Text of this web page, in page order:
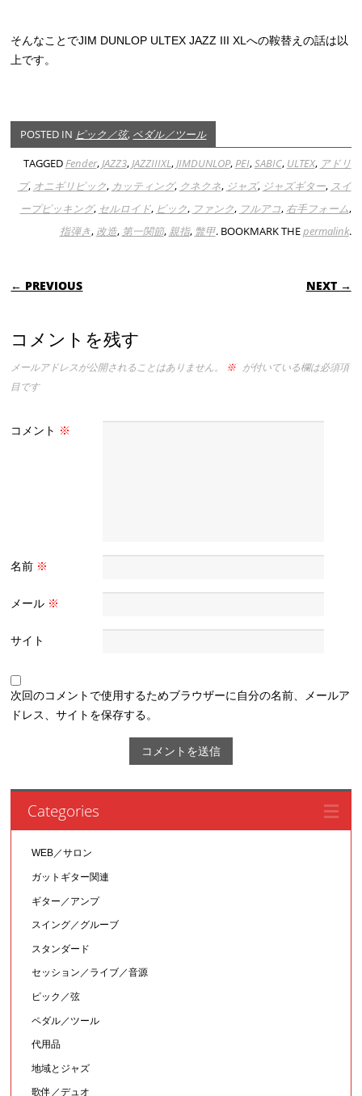
そんなことでJIM DUNLOP ULTEX JAZZ III XLへの鞍替えの話は以
上です。
POSTED IN ピック／弦, ペダル／ツール
TAGGEDFender,JAZZ3,JAZZIIIXL,JIMDUNLOP,PEI,SABIC, ULTEX, アドリ
ブ, オニギリピック, カッティング, クネクネ, ジャズ, ジャズギター, スイ
ープピッキング, セルロイド, ピック, ファンク, フルアコ, 右手フォーム,
指弾き, 改造, 第一関節, 親指, 鼈甲. BOOKMARK THEpermalink.
POST NAVIGATION
← PREVIOUS NEXT →
コメントを残す
メールアドレスが公開されることはありません。 ※ が付いている欄は必須項
目です
コメント ※
名前 ※
メール ※
サイト
次回のコメントで使用するためブラウザーに自分の名前、メールア
ドレス、サイトを保存する。
Categories
WEB／サロン
ガットギター関連
ギター／アンプ
スイング／グルーブ
スタンダード
セッション／ライブ／音源
ピック／弦
ペダル／ツール
代用品
地域とジャズ
歌伴／デュオ